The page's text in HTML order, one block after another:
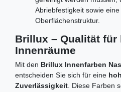
Abriebfestigkeit sowie
Oberflächenstruktur.
Brillux – Qualität für
Innenräume
Mit den Brillux Innenfarben
entscheiden Sie sich für eine
Zuverlässigkeit . Diese Farben